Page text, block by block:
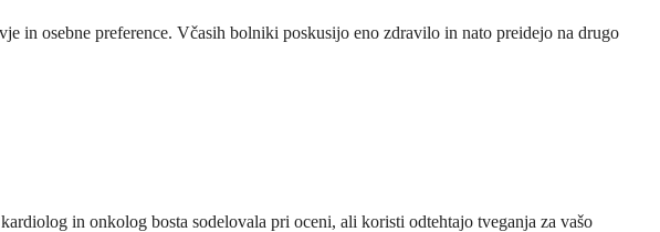
in osebne preference. Včasih bolniki poskusijo eno zdravilo in nato preidejo na drugo
in onkolog bosta sodelovala pri oceni, ali koristi odtehtajo tveganja za vašo